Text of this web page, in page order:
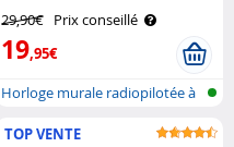
29,90€ Prix conseillé
19,95€
Horloge murale radiopilotée à
TOP VENTE